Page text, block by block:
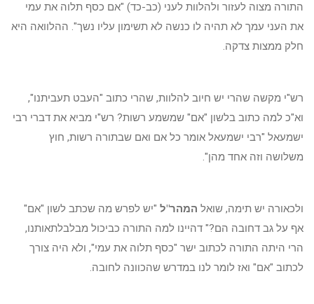
התורה מצוה לעזור ולהלוות לעני (כב-כד) "אם כסף תלוה את עמי
את העני עמך לא תהיה לו כנשה לא תשימון עליו נשך". ההלוואה היא
חלק ממצות צדקה.
רש"י מקשה שהרי יש חיוב להלוות, שהרי כתוב "העבט תעביתנו",
וא"כ למה כתוב בלשון "אם" שמשמע רשות? רש"י מביא את דברי רבי
ישמעאל "רבי ישמעאל אומר כל אם ואם שבתורה רשות, חוץ
משלושה וזה אחד מהן".
ולכאורה יש תימה, שואל המהר"ל "יש לפרש מה שכתב לשון "אם"
אף על גב דחובה הם?" דהיינו למה התורה כביכול מבלבלתאותנו,
הרי היתה התורה לכתוב ישר "כסף תלוה את עמי", ולא היה צורך
לכתוב "אם" ואז לומר לנו במדרש שהכוונה לחובה.